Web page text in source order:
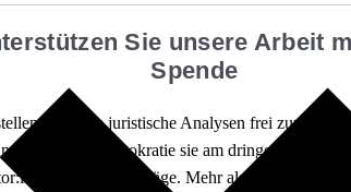
Sie unsere Arbeit
Spende
fundierte juristische Analysen frei zur
wenn die Demokratie sie am dringendsten
10.000 Beiträge. Mehr als fünf